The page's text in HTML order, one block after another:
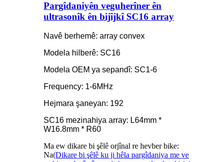
Pargîdaniyên veguherîner ên
ultrasonîk ên bijîjkî SC16 array
Navê berhemê: array convex
Modela hilberê: SC16
Modela OEM ya sepandî: SC1-6
Frequency: 1-6MHz
Hejmara şaneyan: 192
SC16 mezinahiya array: L64mm *
W16.8mm * R60
Ma ew dikare bi şêlê orjînal re hevber bike:
Na(Dikare bi şêlê ku ji hêla pargîdaniya me ve